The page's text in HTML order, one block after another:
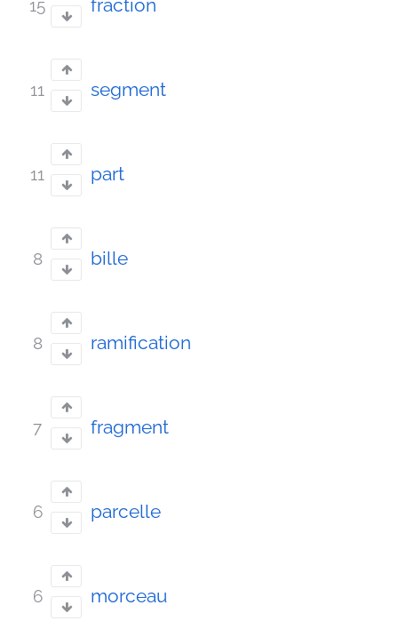
15 fraction
11 segment
11 part
8 bille
8 ramification
7 fragment
6 parcelle
6 morceau